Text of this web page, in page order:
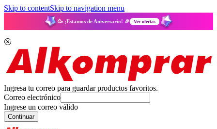
Skip to contentSkip to navigation menu
🥳 ¡Estamos de Aniversario! 🎉 Ver ofertas
Ingresa tu correo para guardar productos favoritos.
Correo electrónico
Ingrese un correo válido
Continuar